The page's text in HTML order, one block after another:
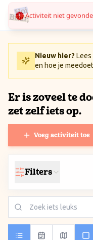
Ga naar inhoud / Skip to
Nieuw hier? Lees
en hoe je
Er is zoveel te
zet zelf iets op.
Voeg activiteit toe
Filters